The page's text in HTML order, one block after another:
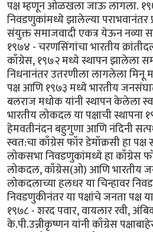
पक्ष म्हणून ओळखला जाऊ लागला.
निवडणुकांमध्ये झालेल्या पराभवानंतर
संयुक्त समाजवादी एकत्र येऊन नव्या
१९७४ - चरणसिंगांचा भारतीय
काँग्रेस, १९७२ मध्ये स्थापन झालेला
निधनानंतर उतरणीला लागलेला मिनू
पक्ष आणि १९७३ मध्ये भारतीय
बलराज मधोक यांनी स्थापन केलेला
भारतीय लोकदल या पक्षाची
हेमवतीनंदन बहुगुणा आणि नंदिनी
स्वत:चा काँग्रेस फॉर डेमॉक्रसी हा
लोकसभा निवडणुकांमध्ये हा काँग्रेस
लोकदल, काँग्रेस(ओ) आणि भारतीय
लोकदलाच्या हलधर या चिन्हावर
निवडणुकीनंतर या पक्षांचे जनता पक्ष
१९७८ - शरद पवार, वायलार रवी,
के.पी.उन्नीकृष्णन यांनी काँग्रेस